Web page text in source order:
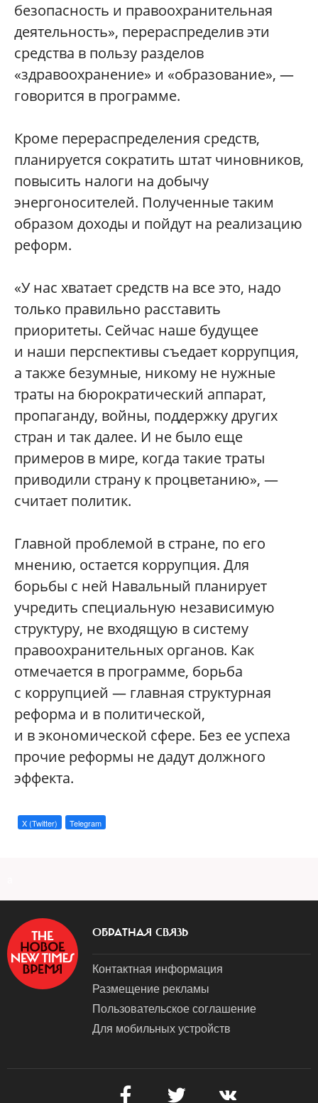
безопасность и правоохранительная
деятельность», перераспределив эти
средства в пользу разделов
«здравоохранение» и «образование», —
говорится в программе.
Кроме перераспределения средств,
планируется сократить штат чиновников,
повысить налоги на добычу
энергоносителей. Полученные таким
образом доходы и пойдут на реализацию
реформ.
«У нас хватает средств на все это, надо
только правильно расставить
приоритеты. Сейчас наше будущее
и наши перспективы съедает коррупция,
а также безумные, никому не нужные
траты на бюрократический аппарат,
пропаганду, войны, поддержку других
стран и так далее. И не было еще
примеров в мире, когда такие траты
приводили страну к процветанию», —
считает политик.
Главной проблемой в стране, по его
мнению, остается коррупция. Для
борьбы с ней Навальный планирует
учредить специальную независимую
структуру, не входящую в систему
правоохранительных органов. Как
отмечается в программе, борьба
с коррупцией — главная структурная
реформа и в политической,
и в экономической сфере. Без ее успеха
прочие реформы не дадут должного
эффекта.
X (Twitter) Telegram
ОБРАТНАЯ СВЯЗЬ
Контактная информация
Размещение рекламы
Пользовательское соглашение
Для мобильных устройств